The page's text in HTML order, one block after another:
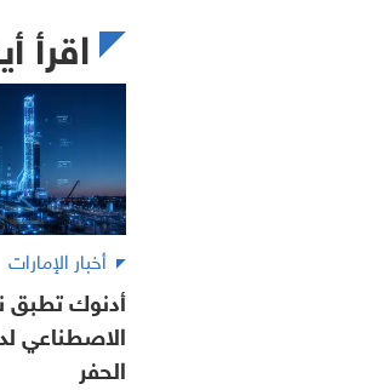
اقرأ
أخبار الإمارات
أدنوك تطبق
الاصطناعي
الحفر